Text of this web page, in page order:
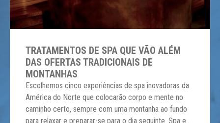
TRATAMENTOS DE SPA QUE VÃO ALÉM
DAS OFERTAS TRADICIONAIS DE
MONTANHAS
Escolhemos cinco experiências de spa inovadoras da
América do Norte que colocarão corpo e mente no
caminho certo, sempre com uma montanha ao fundo
para relaxar e preparar-se para o dia seguinte. Spa em